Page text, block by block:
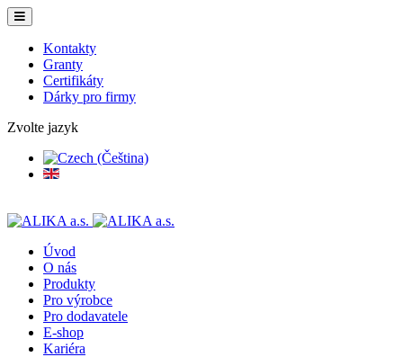
Kontakty
Granty
Certifikáty
Dárky pro firmy
Zvolte jazyk
Úvod
O nás
Produkty
Pro výrobce
Pro dodavatele
E-shop
Kariéra